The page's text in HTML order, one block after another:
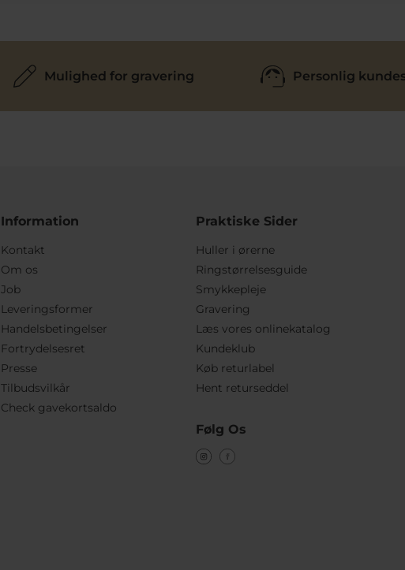
Mulighed for gravering Personlig
Information
Kontakt
Om os
Job
Leveringsformer
Handelsbetingelser
Fortrydelsesret
Presse
Tilbudsvilkår
Check gavekortsaldo
Praktiske Sider
Huller i ørerne
Ringstørrelsesguide
Smykkepleje
Gravering
Læs vores onlinekatalog
Kundeklub
Køb returlabel
Hent returseddel
Følg Os